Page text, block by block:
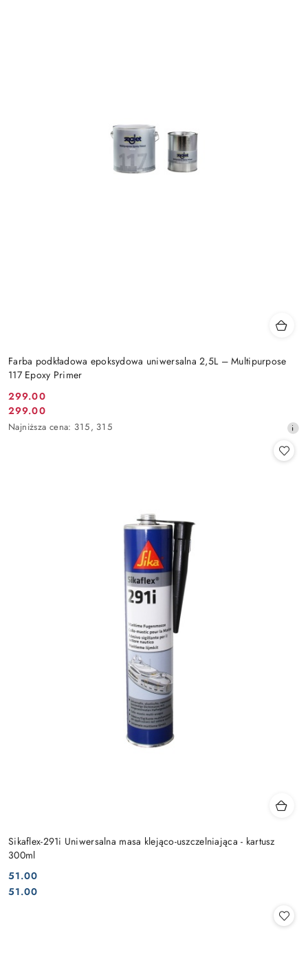
Farba podkładowa epoksydowa uniwersalna 2,5L – Multipurpose
117 Epoxy Primer
Cena
promocyjna:
299.00
Cena
promocyjna:
299.00
Najniższa
Najniższa cena: 315, 315
Sikaflex-291i Uniwersalna masa klejąco-uszczelniająca - kartusz
300ml
Cena:
51.00
Cena:
51.00